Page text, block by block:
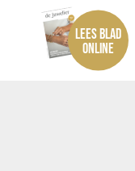
LEES BLAD
ONLINE